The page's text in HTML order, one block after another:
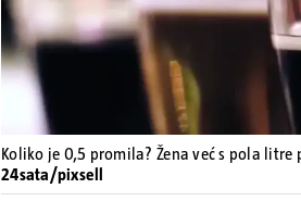
Koliko je 0,5 promila? Žena već s pola
24sata/pixsell